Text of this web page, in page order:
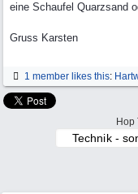
eine Schaufel Quarzsand
Gruss Karsten
1 member likes this:
Hop